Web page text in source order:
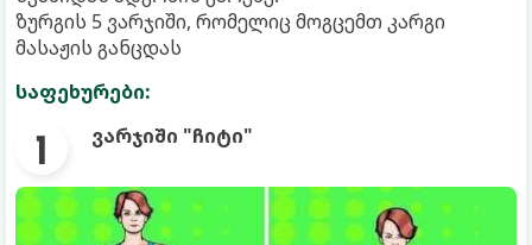
ზურგის 5 ვარჯიში, რომელიც მოგცემთ კარგი
მასაჟის განცდას
საფეხურები:
ვარჯიში "ჩიტი"